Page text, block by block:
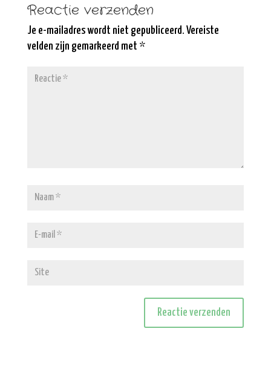
Reactie verzenden
Je e-mailadres wordt niet gepubliceerd. Vereiste
velden zijn gemarkeerd met *